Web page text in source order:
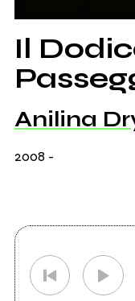
Il
Anilina
2008 -